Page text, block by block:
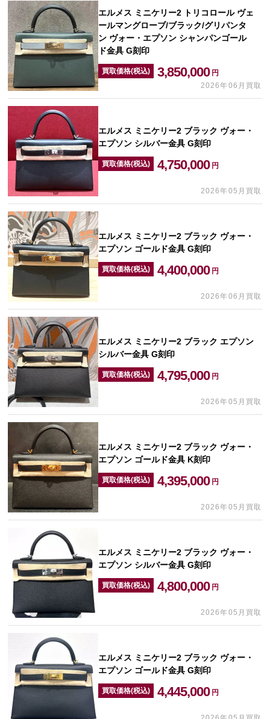
エルメス ミニケリー2 トリコロール ヴェ
ールマングローブ/ブラック/グリパンタ
ン ヴォー・エプソン シャンパンゴール
ド金具 G刻印
買取価格(税込) 3,850,000 円
2026年06月買取
エルメス ミニケリー2 ブラック ヴォー・
エプソン シルバー金具 G刻印
買取価格(税込) 4,750,000 円
2026年05月買取
エルメス ミニケリー2 ブラック ヴォー・
エプソン ゴールド金具 G刻印
買取価格(税込) 4,400,000 円
2026年06月買取
エルメス ミニケリー2 ブラック エプソン
シルバー金具 G刻印
買取価格(税込) 4,795,000 円
2026年05月買取
エルメス ミニケリー2 ブラック ヴォー・
エプソン ゴールド金具 K刻印
買取価格(税込) 4,395,000 円
2026年05月買取
エルメス ミニケリー2 ブラック ヴォー・
エプソン シルバー金具 G刻印
買取価格(税込) 4,800,000 円
2026年05月買取
エルメス ミニケリー2 ブラック ヴォー・
エプソン ゴールド金具 G刻印
買取価格(税込) 4,445,000 円